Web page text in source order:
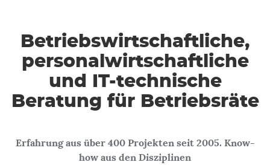
Betriebs­wirtschaftliche,
personal­wirtschaftliche
und IT-technische
Beratung für Betriebsräte
Erfahrung aus über 400 Projekten seit 2005. Know-
how aus den Disziplinen